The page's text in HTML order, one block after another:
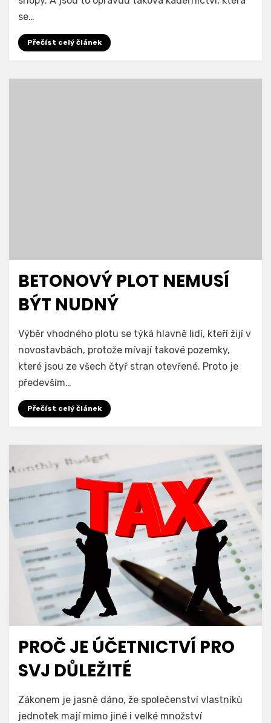
se…
Přečíst celý článek
BETONOVÝ PLOT NEMUSÍ
BÝT NUDNÝ
Výběr vhodného plotu se týká hlavně lidí, kteří žijí v
novostavbách, protože mívají takové pozemky,
které jsou ze všech čtyř stran otevřené. Proto je
především…
Přečíst celý článek
PROČ JE ÚČETNICTVÍ PRO
SVJ DŮLEŽITÉ
Zákonem je jasně dáno, že společenství vlastníků
jednotek mají mimo jiné i velké množství